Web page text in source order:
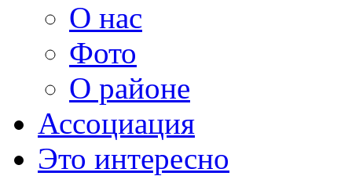
О нас
Фото
О районе
Ассоциация
Это интересно